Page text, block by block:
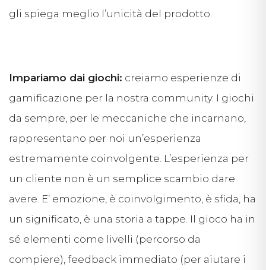
gli spiega meglio l’unicità del prodotto.
Impariamo dai giochi: creiamo esperienze di
gamificazione per la nostra community. I giochi
da sempre, per le meccaniche che incarnano,
rappresentano per noi un’esperienza
estremamente coinvolgente. L’esperienza per
un cliente non è un semplice scambio dare
avere. E’ emozione, è coinvolgimento, è sfida, ha
un significato, è una storia a tappe. Il gioco ha in
sé elementi come livelli (percorso da
compiere), feedback immediato (per aiutare i